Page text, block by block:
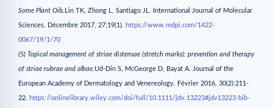
Some Plant Oils. Lin TK, Zhong L, Santiago JL. International Journal of Molecular
Sciences. Décembre 2017, 27;19(1). https://www.mdpi.com/1422-
0067/19/1/70
(5) Topical management of striae distensae (stretch marks): prevention and therapy
of striae rubrae and albae. Ud-Din S, McGeorge D, Bayat A. Journal of the
European Academy of Dermatology and Venereology. Février 2016, 30(2):211-
22. https://onlinelibrary.wiley.com/doi/full/10.1111/jdv.13223#jdv13223-bib-